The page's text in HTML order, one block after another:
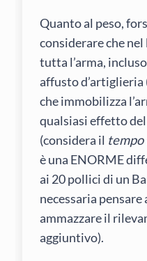
Quanto al peso,
considerare che
tutta l’arma,
affusto d’artiglieria
che immobilizza
qualsiasi effetto
(considera il tempo
è una ENORME
ai 20 pollici di un
necessaria pensare
ammazzare il
aggiuntivo).